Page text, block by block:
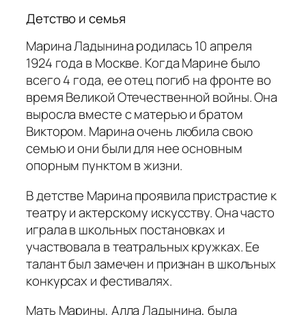
Детство и семья
Марина Ладынина родилась 10 апреля
1924 года в Москве. Когда Марине было
всего 4 года, ее отец погиб на фронте во
время Великой Отечественной войны. Она
выросла вместе с матерью и братом
Виктором. Марина очень любила свою
семью и они были для нее основным
опорным пунктом в жизни.
В детстве Марина проявила пристрастие к
театру и актерскому искусству. Она часто
играла в школьных постановках и
участвовала в театральных кружках. Ее
талант был замечен и признан в школьных
конкурсах и фестивалях.
Мать Марины, Алла Ладынина, была